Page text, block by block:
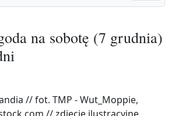
na sobotę (7 grudnia)